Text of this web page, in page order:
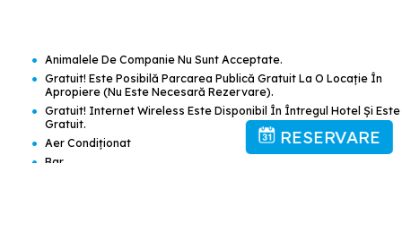
RESERVARE
• Animalele De Companie Nu Sunt Acceptate.
• Gratuit! Este Posibilă Parcarea Publică Gratuit La O Locaţie În
Apropiere (nu Este Necesară Rezervare).
• Gratuit! Internet Wireless Este Disponibil În Întregul Hotel Şi Este
Gratuit.
• Aer Condiţionat
• Bar